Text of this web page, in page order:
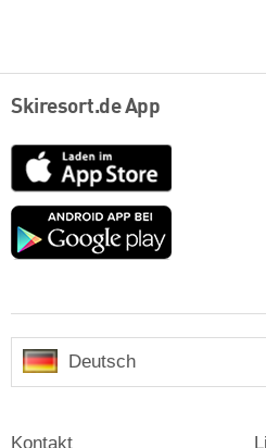
Skiresort.de App
App
Store
Google
Deutsch
Kontakt